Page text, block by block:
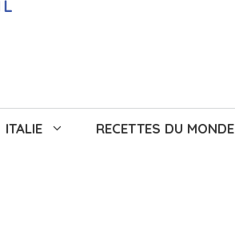
ITALIE RECETTES DU MONDE